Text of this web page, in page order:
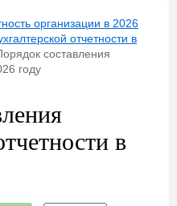
организации в 2026
отчетности в
составления
году
в